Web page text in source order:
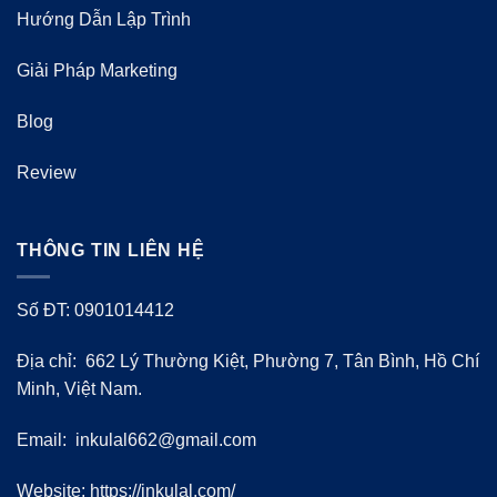
Hướng Dẫn Lập Trình
Giải Pháp Marketing
Blog
Review
THÔNG TIN LIÊN HỆ
Số ĐT: 0901014412
Địa chỉ: 662 Lý Thường Kiệt, Phường 7, Tân Bình, Hồ Chí
Minh, Việt Nam.
Email: inkulal662@gmail.com
Website: https://inkulal.com/